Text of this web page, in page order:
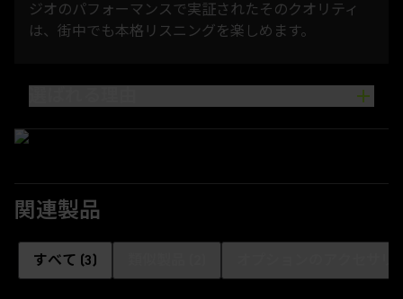
ジオのパフォーマンスで実証されたそのクオリティ
は、街中でも本格リスニングを楽しめます。
関連製品
すべて (3)